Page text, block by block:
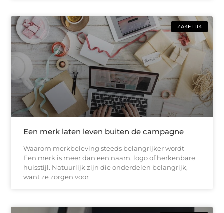
ZAKELIJK
Een merk laten leven buiten de campagne
Waarom merkbeleving steeds belangrijker wordt
Een merk is meer dan een naam, logo of herkenbare
huisstijl. Natuurlijk zijn die onderdelen belangrijk,
want ze zorgen voor